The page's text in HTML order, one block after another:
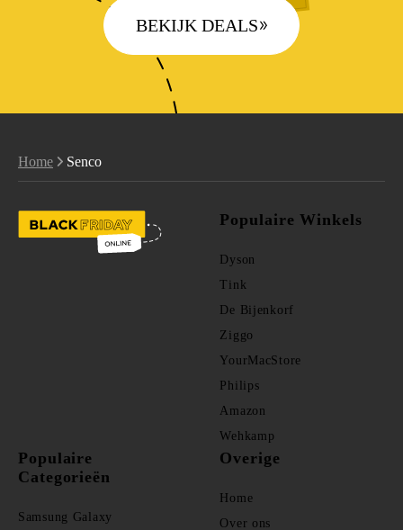
BEKIJK DEALS
Home Senco
Populaire Winkels
Dyson
Tink
De Bijenkorf
Ziggo
YourMacStore
Philips
Amazon
Wehkamp
Populaire
Categorieën
Samsung Galaxy
Overige
Home
Over ons